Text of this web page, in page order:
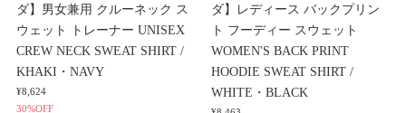
ダ】男女兼用 クルーネック ス
ウェット トレーナー UNISEX
CREW NECK SWEAT SHIRT /
KHAKI・NAVY
¥8,624
30%OFF
ダ】レディース バックプリン
ト フーディー スウェット
WOMEN'S BACK PRINT
HOODIE SWEAT SHIRT /
WHITE・BLACK